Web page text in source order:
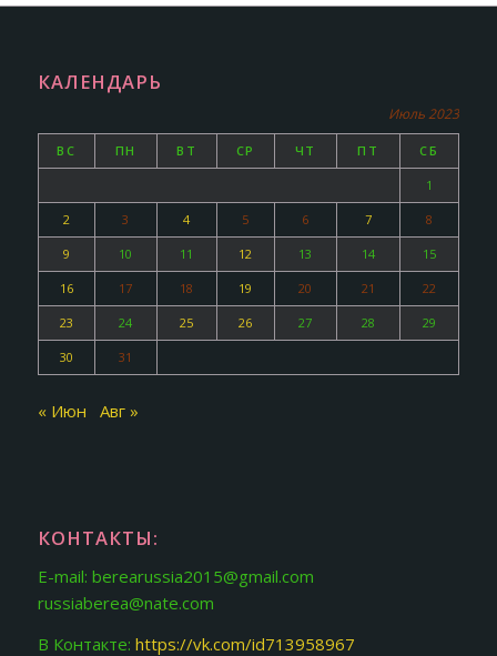
КАЛЕНДАРЬ
Июль 2023
ВС ПН ВТ СР ЧТ ПТ СБ
1
2 3 4 5 6 7 8
9 10 11 12 13 14 15
16 17 18 19 20 21 22
23 24 25 26 27 28 29
30 31
« Июн Авг »
КОНТАКТЫ:
E-mail: berearussia2015@gmail.com
russiaberea@nate.com
В Контакте: https://vk.com/id713958967